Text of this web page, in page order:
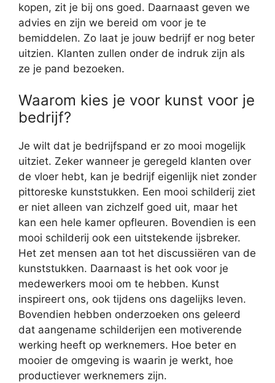
kopen, zit je bij ons goed. Daarnaast geven we
advies en zijn we bereid om voor je te
bemiddelen. Zo laat je jouw bedrijf er nog beter
uitzien. Klanten zullen onder de indruk zijn als
ze je pand bezoeken.
Waarom kies je voor kunst voor je
bedrijf?
Je wilt dat je bedrijfspand er zo mooi mogelijk
uitziet. Zeker wanneer je geregeld klanten over
de vloer hebt, kan je bedrijf eigenlijk niet zonder
pittoreske kunststukken. Een mooi schilderij ziet
er niet alleen van zichzelf goed uit, maar het
kan een hele kamer opfleuren. Bovendien is een
mooi schilderij ook een uitstekende ijsbreker.
Het zet mensen aan tot het discussiëren van de
kunststukken. Daarnaast is het ook voor je
medewerkers mooi om te hebben. Kunst
inspireert ons, ook tijdens ons dagelijks leven.
Bovendien hebben onderzoeken ons geleerd
dat aangename schilderijen een motiverende
werking heeft op werknemers. Hoe beter en
mooier de omgeving is waarin je werkt, hoe
productiever werknemers zijn.